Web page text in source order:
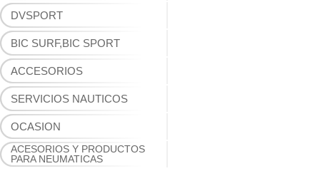
DVSPORT
BIC SURF,BIC SPORT
ACCESORIOS
SERVICIOS NAUTICOS
OCASION
ACESORIOS Y PRODUCTOS
PARA NEUMATICAS